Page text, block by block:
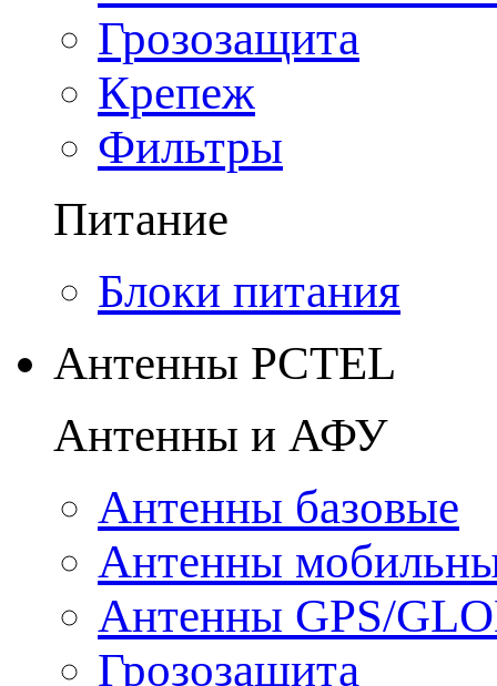
Грозозащита
Крепеж
Фильтры
Питание
Блоки питания
Антенны PCTEL
Антенны и АФУ
Антенны базовые
Антенны
Антенны GPS/
Грозозащита